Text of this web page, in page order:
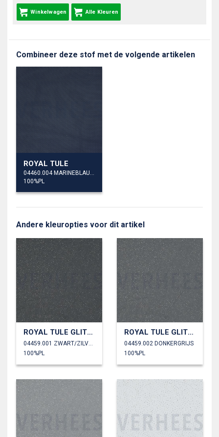
Winkelwagen Alle Kleuren
Combineer deze stof met de volgende artikelen
ROYAL TULE
04460.004 MARINEBLAUW
100%PL
Andere kleuropties voor dit artikel
ROYAL TULE GLITTER
04459.001 ZWART/ZILVER
100%PL
ROYAL TULE GLITTER
04459.002 DONKERGRIJS
100%PL